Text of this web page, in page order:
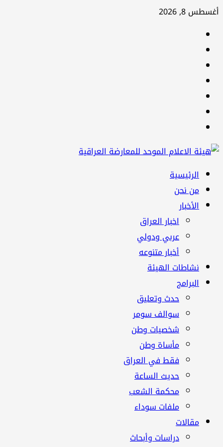
تخطي
أغسطس 8, 2026
القائمة
الرئيسية
الرئيسية
من نحن
الأخبار
اخبار العراق
عربي ودولي
أخبار متنوعه
نشاطات الهيئة
البرامج
حدث وتعليق
سوالف سومر
شخصيات وطن
مأساة وطن
فقط في العراق
حديث الساعة
محكمة الشعب
ملفات سوداء
مقالات
دراسات وأبحاث